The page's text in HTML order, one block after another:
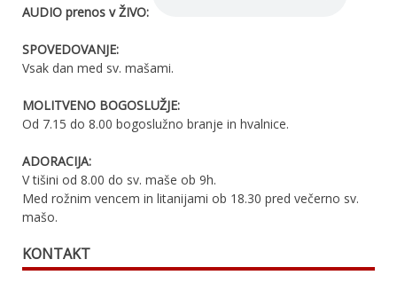
AUDIO prenos v ŽIVO:
SPOVEDOVANJE:
Vsak dan med sv. mašami.
MOLITVENO BOGOSLUŽJE:
Od 7.15 do 8.00 bogoslužno branje in hvalnice.
ADORACIJA:
V tišini od 8.00 do sv. maše ob 9h.
Med rožnim vencem in litanijami ob 18.30 pred večerno sv.
mašo.
KONTAKT